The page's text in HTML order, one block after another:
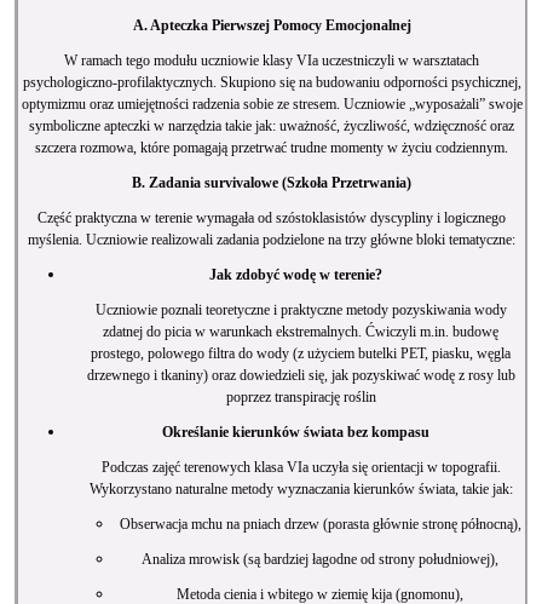
A. Apteczka Pierwszej Pomocy Emocjonalnej
W ramach tego modułu uczniowie klasy VIa uczestniczyli w warsztatach
psychologiczno-profilaktycznych. Skupiono się na budowaniu odporności psychicznej,
optymizmu oraz umiejętności radzenia sobie ze stresem. Uczniowie „wyposażali” swoje
symboliczne apteczki w narzędzia takie jak: uważność, życzliwość, wdzięczność oraz
szczera rozmowa, które pomagają przetrwać trudne momenty w życiu codziennym.
B. Zadania survivalowe (Szkoła Przetrwania)
Część praktyczna w terenie wymagała od szóstoklasistów dyscypliny i logicznego
myślenia. Uczniowie realizowali zadania podzielone na trzy główne bloki tematyczne:
Jak zdobyć wodę w terenie?
Uczniowie poznali teoretyczne i praktyczne metody pozyskiwania wody
zdatnej do picia w warunkach ekstremalnych. Ćwiczyli m.in. budowę
prostego, polowego filtra do wody (z użyciem butelki PET, piasku, węgla
drzewnego i tkaniny) oraz dowiedzieli się, jak pozyskiwać wodę z rosy lub
poprzez transpirację roślin
Określanie kierunków świata bez kompasu
Podczas zajęć terenowych klasa VIa uczyła się orientacji w topografii.
Wykorzystano naturalne metody wyznaczania kierunków świata, takie jak:
Obserwacja mchu na pniach drzew (porasta głównie stronę północną),
Analiza mrowisk (są bardziej łagodne od strony południowej),
Metoda cienia i wbitego w ziemię kija (gnomonu),